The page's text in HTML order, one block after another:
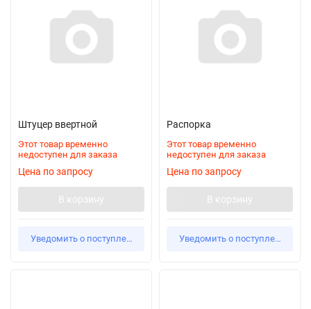
Штуцер ввертной
Этот товар временно
недоступен для заказа
Цена по запросу
В корзину
Уведомить о поступлении
Распорка
Этот товар временно
недоступен для заказа
Цена по запросу
В корзину
Уведомить о поступлении